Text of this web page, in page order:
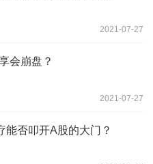
2021-07-27
会崩盘？
2021-07-27
能否叩开A股的大门？